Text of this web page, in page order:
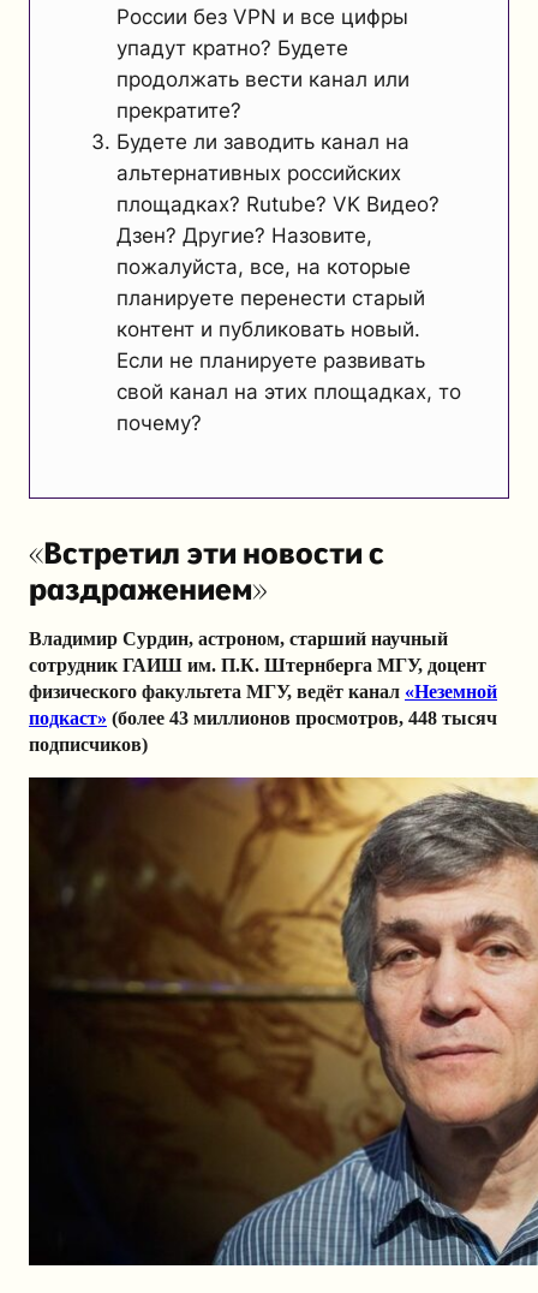
России без VPN и все цифры
упадут кратно? Будете
продолжать вести канал или
прекратите?
Будете ли заводить канал на
альтернативных российских
площадках? Rutube? VK Видео?
Дзен? Другие? Назовите,
пожалуйста, все, на которые
планируете перенести старый
контент и публиковать новый.
Если не планируете развивать
свой канал на этих площадках, то
почему?
«Встретил эти новости с
раздражением»
Владимир Сурдин, астроном, старший научный
сотрудник ГАИШ им. П.К. Штернберга МГУ, доцент
физического факультета МГУ, ведёт канал «Неземной
подкаст» (более 43 миллионов просмотров, 448 тысяч
подписчиков)